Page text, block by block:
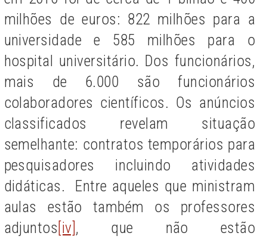
milhões de euros: 822 milhões para a
universidade e 585 milhões para o
hospital universitário. Dos funcionários,
mais de 6.000 são funcionários
colaboradores científicos. Os anúncios
classificados revelam situação
semelhante: contratos temporários para
pesquisadores incluindo atividades
didáticas. Entre aqueles que ministram
aulas estão também os professores
adjuntos[iv], que não estão